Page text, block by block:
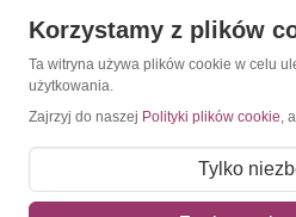
Konto
Moje konto
Moje zamówienia
Mój koszyk
Korzystamy z plików
Ta witryna używa plików cookie w celu
użytkowania.
Zajrzyj do naszej Polityki plików cookie,
Tylko